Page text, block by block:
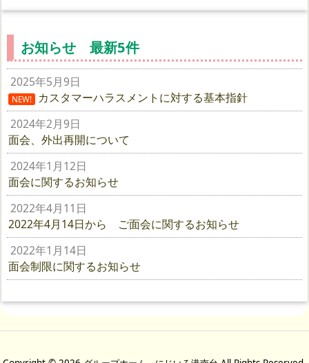
お知らせ 最新5件
2025年5月9日
NEW!
カスタマーハラスメントに対する基本指針
2024年2月9日
面会、外出再開について
2024年1月12日
面会に関するお知らせ
2022年4月11日
2022年4月14日から ご面会に関するお知らせ
2022年1月14日
面会制限に関するお知らせ